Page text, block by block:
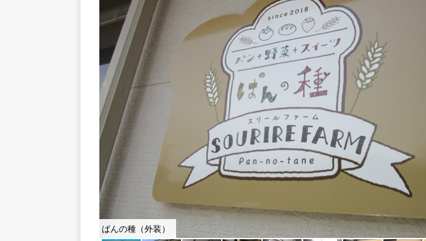
o
o
k
ぱんの種（外装）